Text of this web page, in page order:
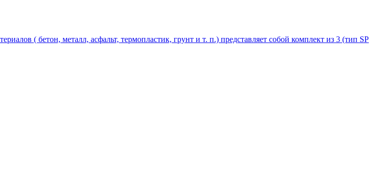
( бетон, металл, асфальт, термопластик, грунт и т. п.) представляет собой комплект из 3 (тип SP